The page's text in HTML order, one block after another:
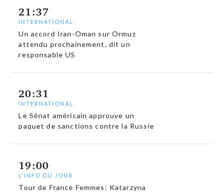
21:37
INTERNATIONAL
Un accord Iran-Oman sur Ormuz
attendu prochainement, dit un
responsable US
20:31
INTERNATIONAL
Le Sénat américain approuve un
paquet de sanctions contre la Russie
19:00
L'INFO DU JOUR
Tour de France Femmes: Katarzyna